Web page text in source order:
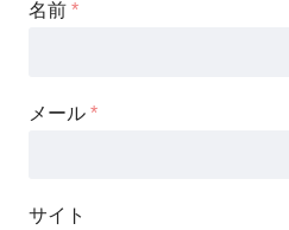
名前 *
メール *
サイト